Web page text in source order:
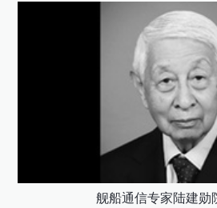
舰船通信专家陆建勋